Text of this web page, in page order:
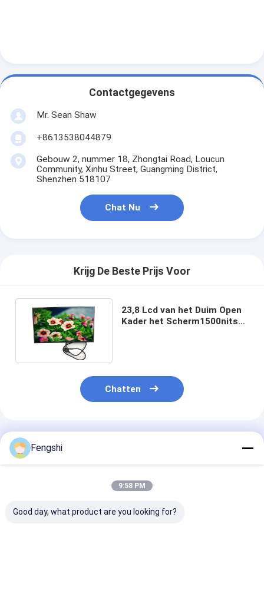
Contactgegevens
Mr. Sean Shaw
+8613538044879
Gebouw 2, nummer 18, Zhongtai Road, Loucun
Community, Xinhu Street, Guangming District,
Shenzhen 518107
Chat Nu
Krijg De Beste Prijs Voor
23,8 Lcd van het Duim Open
Kader het Scherm1500nits
Chatten
Geadviseerde Producten
Fengshi
9:58 PM
Good day, what product are you looking for?